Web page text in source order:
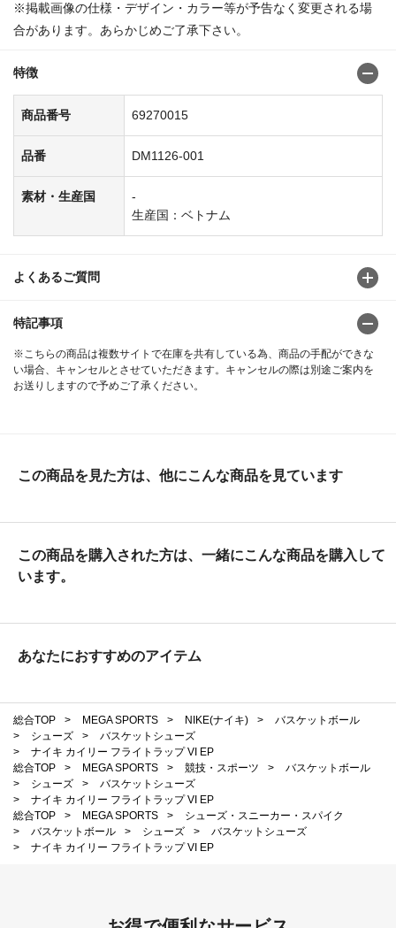
※掲載画像の仕様・デザイン・カラー等が予告なく変更される場
合があります。あらかじめご了承下さい。
特徴
商品番号 69270015
品番 DM1126-001
素材・生産国
-
生産国：ベトナム
よくあるご質問
特記事項
※こちらの商品は複数サイトで在庫を共有している為、商品の手配ができな
い場合、キャンセルとさせていただきます。キャンセルの際は別途ご案内を
お送りしますので予めご了承ください。
この商品を見た方は、他にこんな商品を見ています
この商品を購入された方は、一緒にこんな商品を購入して
います。
あなたにおすすめのアイテム
総合TOP > MEGA SPORTS > NIKE(ナイキ) >
バスケットボール
>
シューズ >
バスケットシューズ
>
ナイキ カイリー フライトラップ VI EP
総合TOP
> MEGA SPORTS > 競技・スポーツ >
バスケットボール
>
シューズ >
バスケットシューズ
>
ナイキ カイリー フライトラップ VI EP
総合TOP
> MEGA SPORTS >
シューズ・スニーカー・スパイク
>
バスケットボール > シューズ >
バスケットシューズ
>
ナイキ カイリー フライトラップ VI EP